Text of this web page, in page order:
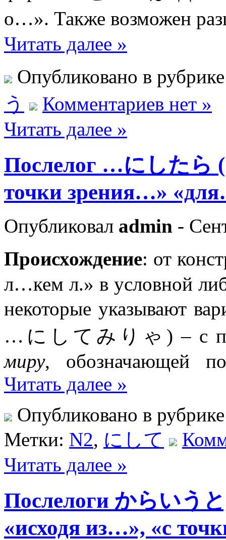
о…». Также возможен
Читать далее »
Опубликовано в
う
Комментариев нет »
Читать далее »
Послелог …にしたら
точки зрения…»
Опубликовал admin -
Происхождение: от
л…кем л.» в условной
некоторые указывают
…にしてみりゃ) – с
миру, обозначающей
Читать далее »
Опубликовано в
Метки: N2, にして
Читать далее »
Послелоги からいう
«исходя из…», «с